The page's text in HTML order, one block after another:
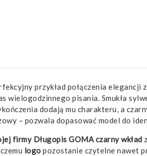
przykład połączenia
wielogodzinnego pisania. Smukła
dodają mu charakteru, a
– pozwala dopasować model do
firmy Długopis GOMA czarny wkład
logo pozostanie czytelne nawet